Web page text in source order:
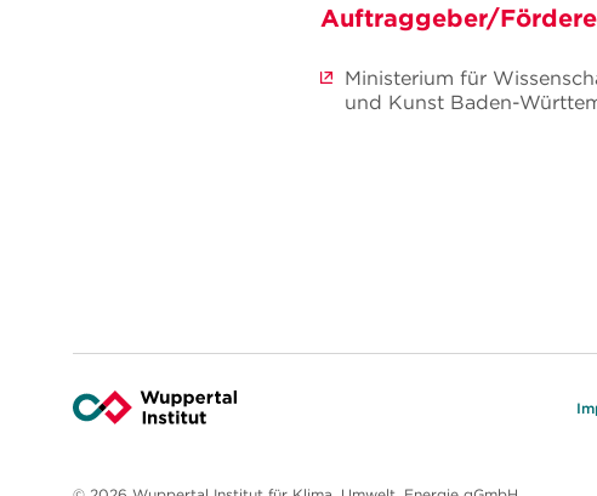
Auftraggeber/
Ministerium für
und Kunst Baden-